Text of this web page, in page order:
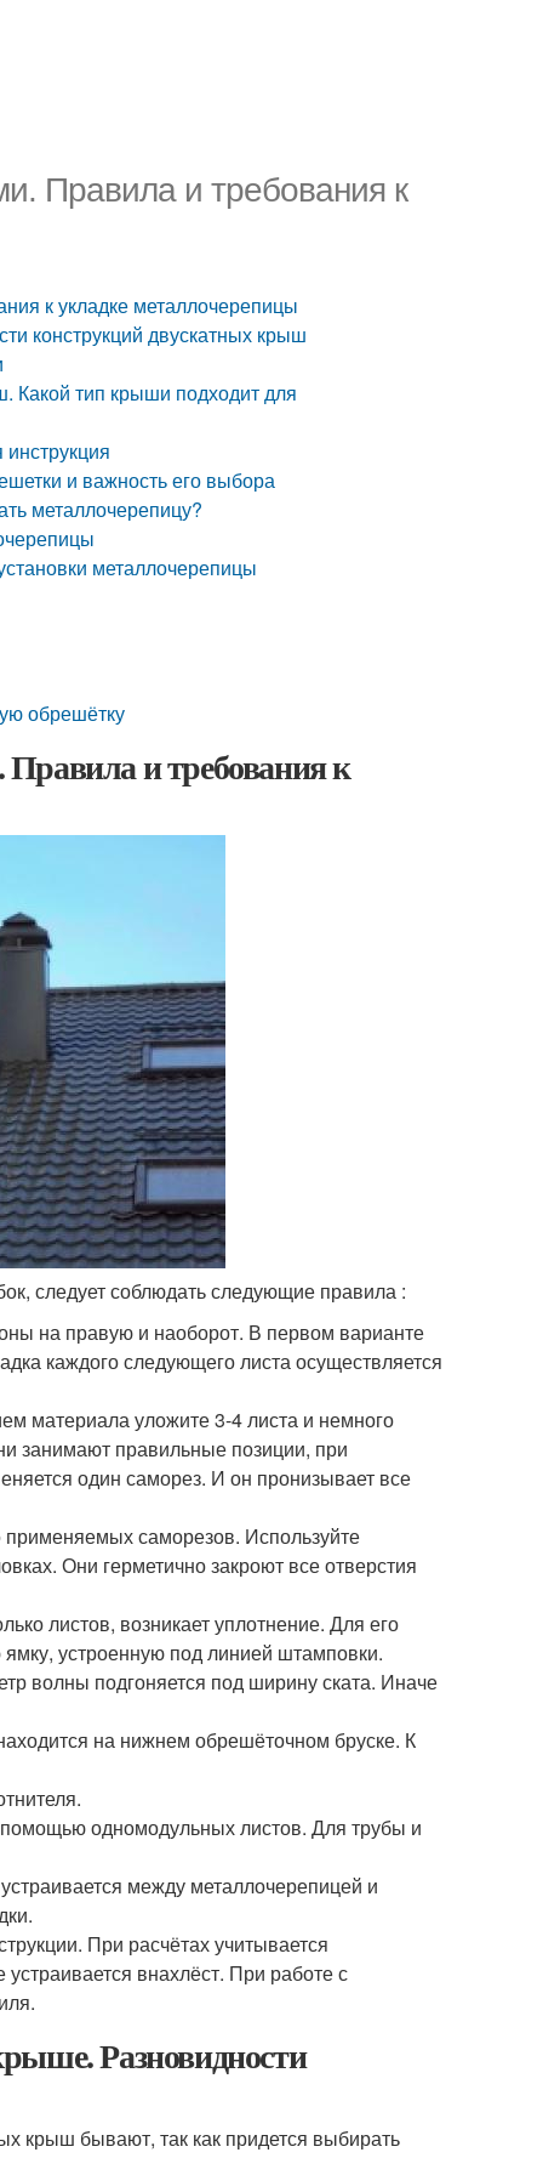
Правила и требования к
к укладке металлочерепицы
конструкций двускатных крыш
тип крыши подходит для
и важность его выбора
металлочерепицу?
металлочерепицы
обрешётку
и требования к
следует соблюдать следующие правила :
на правую и наоборот. В первом варианте
каждого следующего листа осуществляется
материала уложите 3-4 листа и немного
занимают правильные позиции, при
один саморез. И он пронизывает все
применяемых саморезов. Используйте
Они герметично закроют все отверстия
листов, возникает уплотнение. Для его
устроенную под линией штамповки.
волны подгоняется под ширину ската. Иначе
на нижнем обрешёточном бруске. К
одномодульных листов. Для трубы и
между металлочерепицей и
При расчётах учитывается
внахлёст. При работе с
Разновидности
крыш бывают, так как придется выбирать